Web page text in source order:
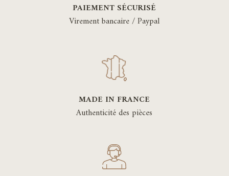
PAIEMENT SÉCURISÉ
Virement bancaire / Paypal
MADE IN FRANCE
Authenticité des pièces